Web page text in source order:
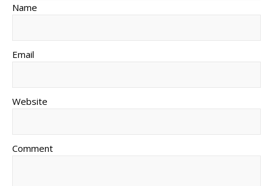
Name
Email
Website
Comment